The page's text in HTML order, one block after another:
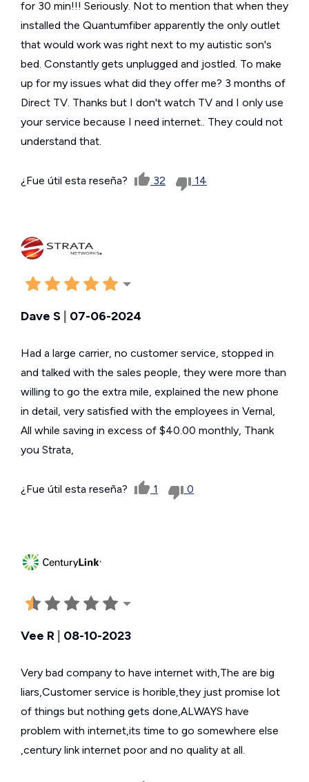
for 30 min!!! Seriously. Not to mention that when they
installed the Quantumfiber apparently the only outlet
that would work was right next to my autistic son's
bed. Constantly gets unplugged and jostled. To make
up for my issues what did they offer me? 3 months of
Direct TV. Thanks but I don't watch TV and I only use
your service because I need internet.. They could not
understand that.
¿Fue útil esta reseña? 32 14
Dave S 07-06-2024
Had a large carrier, no customer service, stopped in
and talked with the sales people, they were more than
willing to go the extra mile, explained the new phone
in detail, very satisfied with the employees in Vernal,
All while saving in excess of $40.00 monthly, Thank
you Strata,
¿Fue útil esta reseña? 1 0
Vee R 08-10-2023
Very bad company to have internet with,The are big
liars,Customer service is horible,they just promise lot
of things but nothing gets done,ALWAYS have
problem with internet,its time to go somewhere else
,century link internet poor and no quality at all.